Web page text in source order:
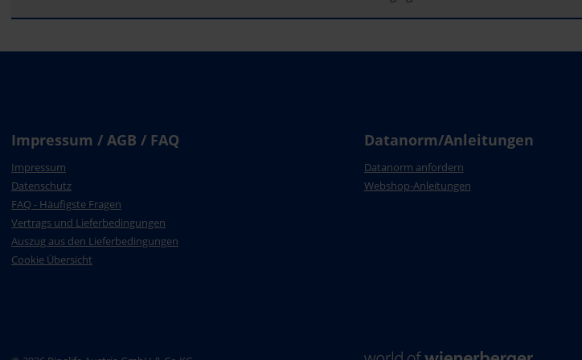
Impressum / AGB / FAQ
Impressum
Datenschutz
FAQ - Häufigste Fragen
Vertrags und Lieferbedingungen
Auszug aus den Lieferbedingungen
Cookie Übersicht
Datanorm/Anleitungen
Datanorm anfordern
Webshop-Anleitungen